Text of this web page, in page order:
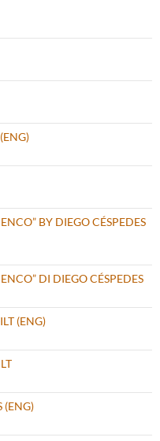
BY DIEGO CÉSPEDES
DI DIEGO CÉSPEDES
(ENG)
(ENG)